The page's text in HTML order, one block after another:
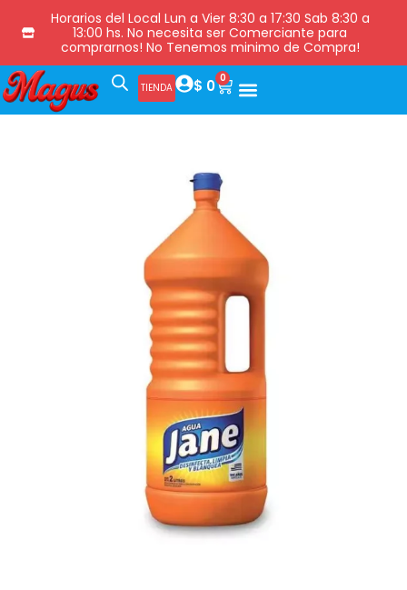
Horarios del Local Lun a Vier 8:30 a 17:30 Sab 8:30 a
13:00 hs. No necesita ser Comerciante para
comprarnos! No Tenemos minimo de Compra!
TIENDA $ 0 0